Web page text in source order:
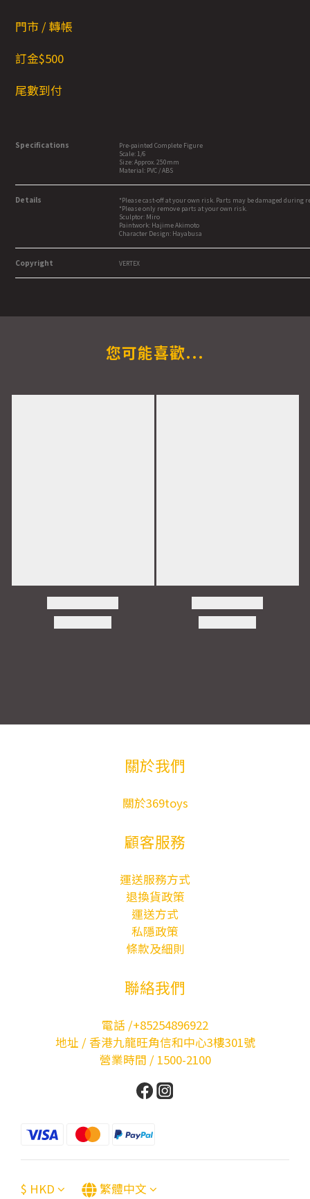
門市 / 轉帳
訂金$500
尾數到付
Specifications
Pre-painted Complete Figure
Scale: 1/6
Size: Approx. 250mm
Material: PVC / ABS
Details
*Please cast-off at your own risk. Parts may be damaged during
*Please only remove parts at your own risk.
Sculptor: Miro
Paintwork: Hajime Akimoto
Character Design: Hayabusa
Copyright VERTEX
您可能喜歡...
關於我們
關於369toys
顧客服務
運送服務方式
退換貨政策
運送方式
私隱政策
條款及細則
聯絡我們
電話 /+85254896922
地址 / 香港九龍旺角信和中心3樓301號
營業時間 / 1500-2100
$ HKD 繁體中文